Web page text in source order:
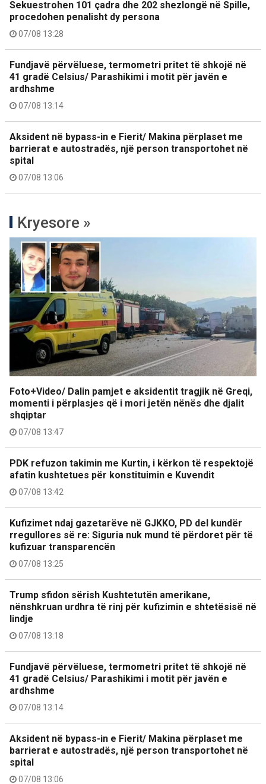
Sekuestrohen 101 çadra dhe 202 shezlongë në Spille,
procedohen penalisht dy persona
07/08 13:28
Fundjavë përvëluese, termometri pritet të shkojë në
41 gradë Celsius/ Parashikimi i motit për javën e
ardhshme
07/08 13:14
Aksident në bypass-in e Fierit/ Makina përplaset me
barrierat e autostradës, një person transportohet në
spital
07/08 13:06
Kryesore »
Foto+Video/ Dalin pamjet e aksidentit tragjik në Greqi,
momenti i përplasjes që i mori jetën nënës dhe djalit
shqiptar
07/08 13:47
PDK refuzon takimin me Kurtin, i kërkon të respektojë
afatin kushtetues për konstituimin e Kuvendit
07/08 13:42
Kufizimet ndaj gazetarëve në GJKKO, PD del kundër
rregullores së re: Siguria nuk mund të përdoret për të
kufizuar transparencën
07/08 13:25
Trump sfidon sërish Kushtetutën amerikane,
nënshkruan urdhra të rinj për kufizimin e shtetësisë në
lindje
07/08 13:18
Fundjavë përvëluese, termometri pritet të shkojë në
41 gradë Celsius/ Parashikimi i motit për javën e
ardhshme
07/08 13:14
Aksident në bypass-in e Fierit/ Makina përplaset me
barrierat e autostradës, një person transportohet në
spital
07/08 13:06